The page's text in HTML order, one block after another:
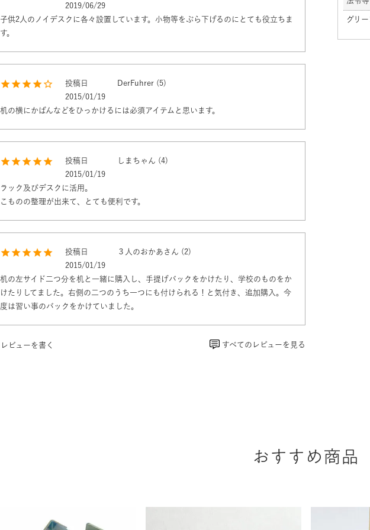
2019/06/29
子供2人のノイデスクに各々設置しています。小物等をぶら下げるのにとても役立ちま
す。
DerFuhrer 5
投稿日
2015/01/19
しまちゃん 4
投稿日
2015/01/19
ラック及びデスクに活用。
こものの整理が出来て、とても便利です。
３人のおかあさん 2
投稿日
2015/01/19
机の左サイド二つ分を机と一緒に購入し、手提げバックをかけたり、学校のものをか
けたりしてました。右側の二つのうち一つにも付けられる！と気付き、追加購入。今
度は習い事のバックをかけていました。
すべてのレビューを見る
レビューを書く
グリ
おすすめ商品